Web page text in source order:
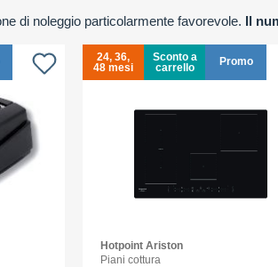
di noleggio particolarmente favorevole. Il
24, 36,
48 mesi
Sconto a
carrello
Promo
Hotpoint Ariston
Piani cottura